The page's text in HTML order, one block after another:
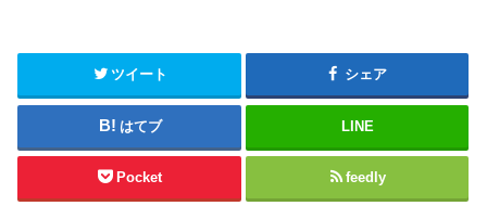
ツイート シェア
はてブ LINE
Pocket feedly